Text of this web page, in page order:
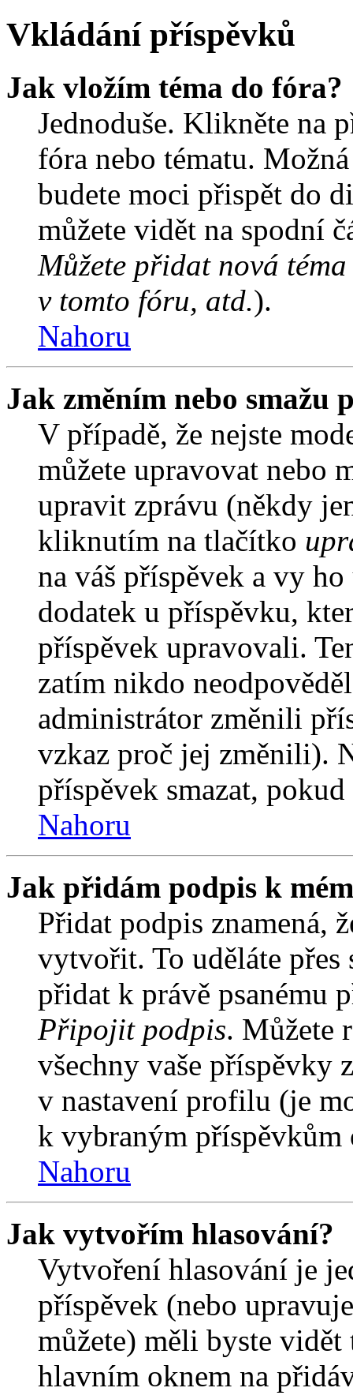
Vkládání příspěvků
Jak vložím téma do fóra?
Jednoduše. Klikněte na
fóra nebo tématu.
budete moci přispět do
můžete vidět na spodní
Můžete přidat nová
v tomto fóru, atd.).
Nahoru
Jak změním nebo smažu
V případě, že nejste
můžete upravovat nebo
upravit zprávu (někdy
kliknutím na tlačítko
na váš příspěvek a vy
dodatek u příspěvku,
příspěvek upravovali.
zatím nikdo
administrátor změnili
vzkaz proč jej změnili).
příspěvek smazat,
Nahoru
Jak přidám podpis k
Přidat podpis znamená,
vytvořit. To uděláte
přidat k právě psanému
Připojit podpis. Můžete
všechny vaše příspěvky
v nastavení profilu (je
k vybraným příspěvkům
Nahoru
Jak vytvořím hlasování?
Vytvoření hlasování je
příspěvek (nebo
můžete) měli byste
hlavním oknem na